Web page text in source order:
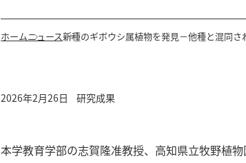
ホームニュース新種のギボウシ属植物を発見－他種と混同
2026年2月26日 研究成果
本学教育学部の志賀隆准教授、高知県立牧野植